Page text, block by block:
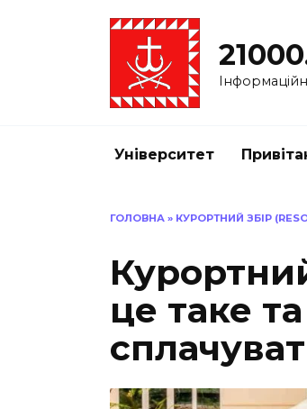
Університет
ГОЛОВНА » КУРОРТНИЙ ЗБІР
це таке